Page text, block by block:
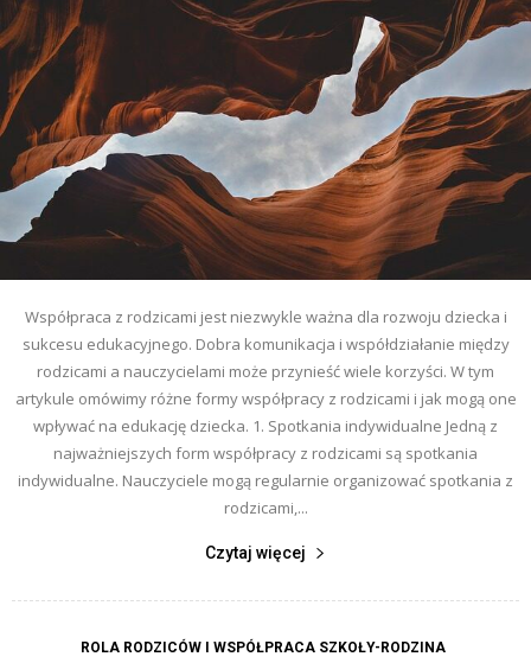
Współpraca z rodzicami jest niezwykle ważna dla rozwoju dziecka i
sukcesu edukacyjnego. Dobra komunikacja i współdziałanie między
rodzicami a nauczycielami może przynieść wiele korzyści. W tym
artykule omówimy różne formy współpracy z rodzicami i jak mogą one
wpływać na edukację dziecka. 1. Spotkania indywidualne Jedną z
najważniejszych form współpracy z rodzicami są spotkania
indywidualne. Nauczyciele mogą regularnie organizować spotkania z
rodzicami,...
Czytaj więcej
ROLA RODZICÓW I WSPÓŁPRACA SZKOŁY-RODZINA